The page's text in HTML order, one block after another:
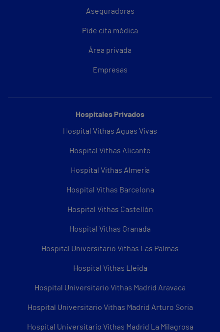
Aseguradoras
Pide cita médica
Área privada
Empresas
Hospitales Privados
Hospital Vithas Aguas Vivas
Hospital Vithas Alicante
Hospital Vithas Almería
Hospital Vithas Barcelona
Hospital Vithas Castellón
Hospital Vithas Granada
Hospital Universitario Vithas Las Palmas
Hospital Vithas Lleida
Hospital Universitario Vithas Madrid Aravaca
Hospital Universitario Vithas Madrid Arturo Soria
Hospital Universitario Vithas Madrid La Milagrosa